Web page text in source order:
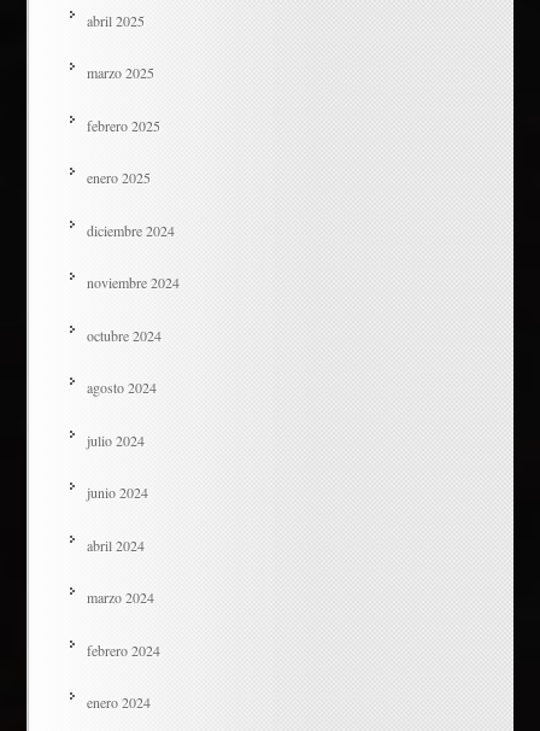
abril 2025
marzo 2025
febrero 2025
enero 2025
diciembre 2024
noviembre 2024
octubre 2024
agosto 2024
julio 2024
junio 2024
abril 2024
marzo 2024
febrero 2024
enero 2024